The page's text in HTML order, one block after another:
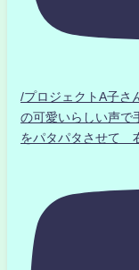
/プロジェクトA子
の可愛いらしい声
をパタパタさせて